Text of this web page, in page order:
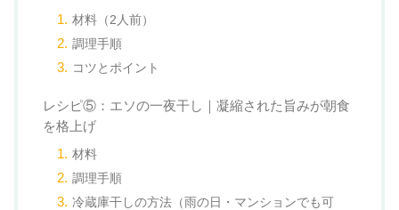
材料（2人前）
調理手順
コツとポイント
レシピ⑤：エソの一夜干し｜凝縮された旨みが朝食
を格上げ
材料
調理手順
冷蔵庫干しの方法（雨の日・マンションでも可